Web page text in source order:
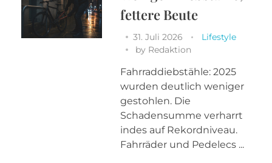
fettere Beute
31. Juli 2026
Lifestyle
by Redaktion
Fahrraddiebstähle: 2025
wurden deutlich weniger
gestohlen. Die
Schadensumme verharrt
indes auf Rekordniveau.
Fahrräder und Pedelecs ...